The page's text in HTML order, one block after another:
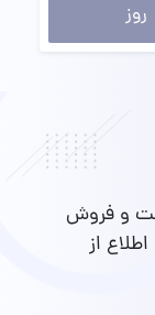
روز
و فروش
از